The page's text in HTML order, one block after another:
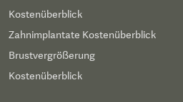
Kostenüberblick
Zahnimplantate Kostenüberblick
Brustvergrößerung
Kostenüberblick